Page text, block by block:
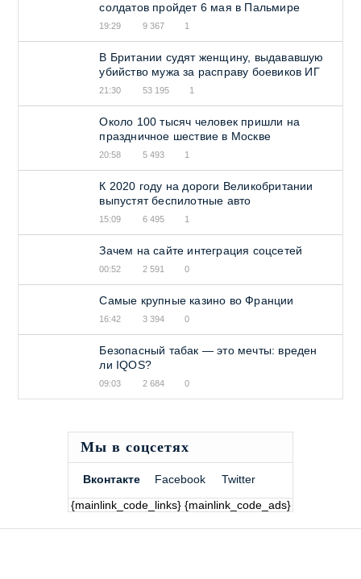
солдатов пройдет 6 мая в Пальмире
19:29 9 367 1
В Британии судят женщину, выдававшую
убийство мужа за расправу боевиков ИГ
21:30 53 195 1
Около 100 тысяч человек пришли на
праздничное шествие в Москве
20:58 5 493 1
К 2020 году на дороги Великобритании
выпустят беспилотные авто
15:09 6 495 1
Зачем на сайте интеграция соцсетей
00:52 2 591 0
Самые крупные казино во Франции
16:42 3 394 0
Безопасный табак — это мечты: вреден
ли IQOS?
09:03 2 684 0
Мы в соцсетях
Вконтакте Facebook
Twitter
{mainlink_code_links} {mainlink_code_ads}